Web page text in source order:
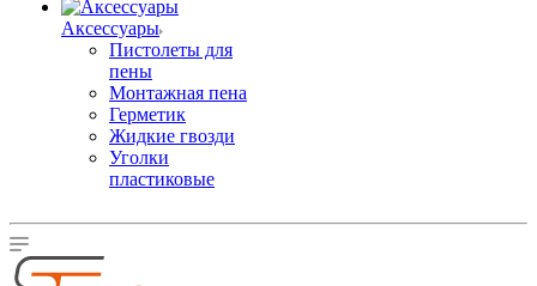
Аксессуары
Пистолеты для
пены
Монтажная пена
Герметик
Жидкие гвозди
Уголки
пластиковые